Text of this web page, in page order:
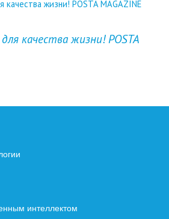
качества жизни! POSTA
интеллектом